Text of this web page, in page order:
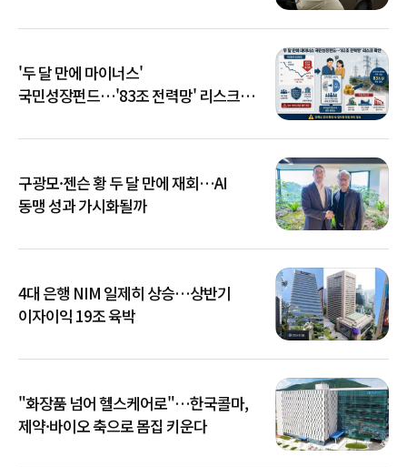
'두 달 만에 마이너스'
국민성장펀드…'83조 전력망' 리스크
구광모·젠슨 황 두 달 만에 재회…AI
동맹 성과 가시화될까
4대 은행 NIM 일제히 상승…상반기
이자이익 19조 육박
"화장품 넘어 헬스케어로"…한국콜마,
제약·바이오 축으로 몸집 키운다